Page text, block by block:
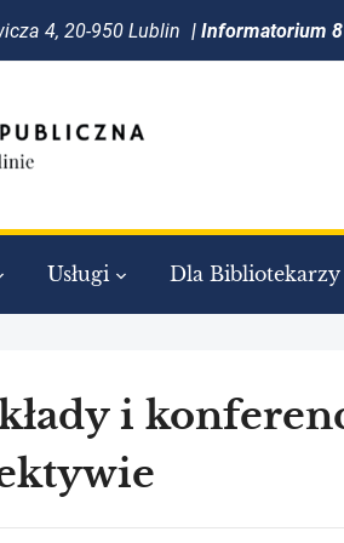
4, 20-950 Lublin | Informatorium
Usługi Dla Bibliotekarzy
i